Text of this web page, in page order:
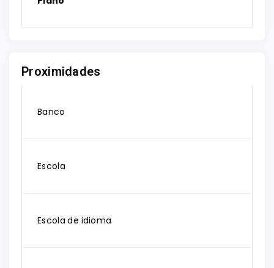
Proximidades
Banco
Escola
Escola de idioma